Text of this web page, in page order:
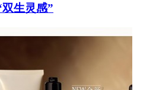
生灵感”